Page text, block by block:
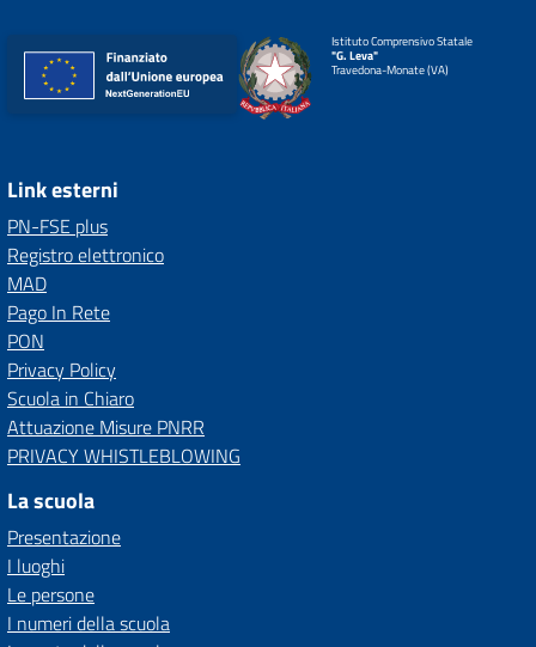
Istituto Comprensivo Statale
"G. Leva"
Travedona-Monate (VA)
Link esterni
PN-FSE plus
Registro elettronico
MAD
Pago In Rete
PON
Privacy Policy
Scuola in Chiaro
Attuazione Misure PNRR
PRIVACY WHISTLEBLOWING
La scuola
Presentazione
I luoghi
Le persone
I numeri della scuola